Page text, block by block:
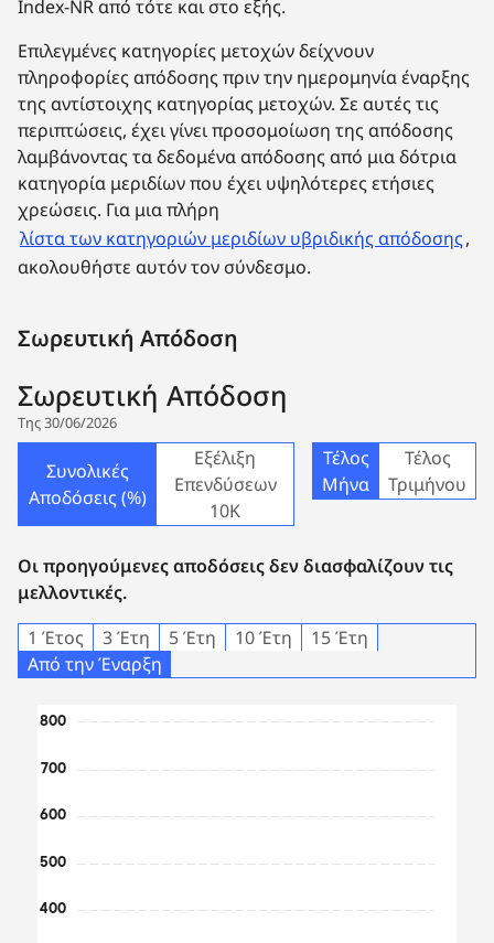
Index-NR από τότε και στο εξής.
Επιλεγμένες κατηγορίες μετοχών δείχνουν
πληροφορίες απόδοσης πριν την ημερομηνία έναρξης
της αντίστοιχης κατηγορίας μετοχών. Σε αυτές τις
περιπτώσεις, έχει γίνει προσομοίωση της απόδοσης
λαμβάνοντας τα δεδομένα απόδοσης από μια δότρια
κατηγορία μεριδίων που έχει υψηλότερες ετήσιες
χρεώσεις. Για μια πλήρη
λίστα των κατηγοριών μεριδίων υβριδικής απόδοσης,
ακολουθήστε αυτόν τον σύνδεσμο.
Σωρευτική Απόδοση
Σωρευτική Απόδοση
Της 30/06/2026
Συνολικές
Αποδόσεις (%)
Εξέλιξη
Επενδύσεων
10Κ
Τέλος
Μήνα
Τέλος
Τριμήνου
Οι προηγούμενες αποδόσεις δεν διασφαλίζουν τις
μελλοντικές.
1 Έτος
3 Έτη 5 Έτη 10 Έτη
15 Έτη
Από την Έναρξη
Chart
Line chart with 2 lines.
The chart has 1 Y axis displaying values. Data ranges
400
500
600
700
800